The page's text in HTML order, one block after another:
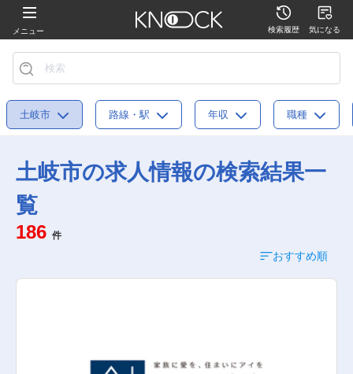
メニュー 検索履歴 気になる
土岐市 路線・駅 年収 職種
土岐市の求人情報の検索結果一
覧
186 件
おすすめ順